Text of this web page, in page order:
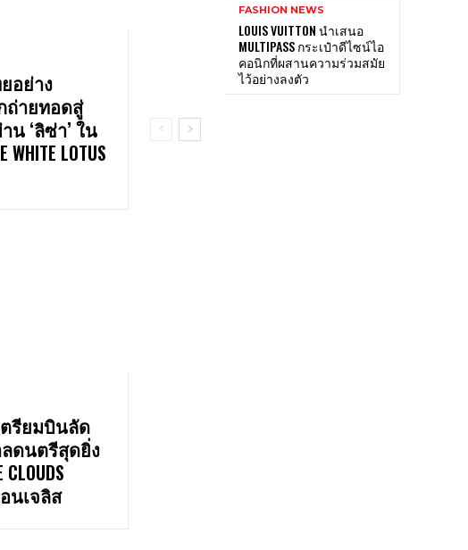
อย่าง
ถ่ายทอดสู่
น ‘ลิซ่า’ ใน
LOTUS
ตรียมบินลัด
ดนตรีสุดยิ่ง
อนเจลิส
FASHION NEWS
LOUIS VUITTON นำเสนอ
MULTIPASS กระเป๋าดีไซน์ไอ
คอนิกที่ผสานความร่วมสมัย
ไว้อย่างลงตัว